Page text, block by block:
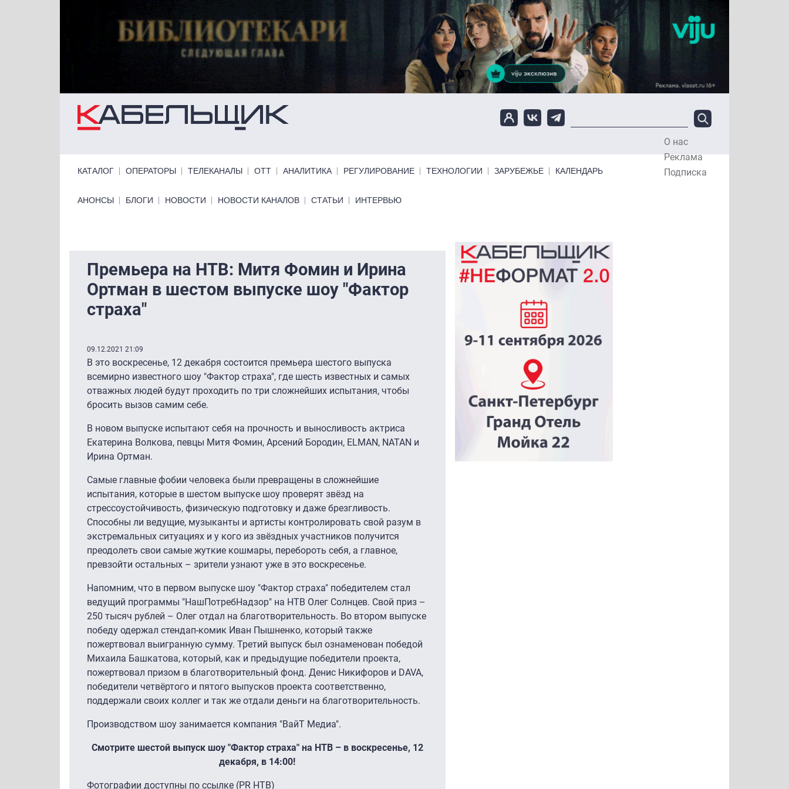
О нас
Реклама
Подписка
КАТАЛОГ ОПЕРАТОРЫ ТЕЛЕКАНАЛЫ ОТТ АНАЛИТИКА РЕГУЛИРОВАНИЕ ТЕХНОЛОГИИ ЗАРУБЕЖЬЕ КАЛЕНДАРЬ
Primary links bottom
АНОНСЫ БЛОГИ НОВОСТИ НОВОСТИ КАНАЛОВ СТАТЬИ ИНТЕРВЬЮ
Премьера на НТВ: Митя Фомин и Ирина
Ортман в шестом выпуске шоу "Фактор
страха"
09.12.2021 21:09
В это воскресенье, 12 декабря состоится премьера шестого выпуска
всемирно известного шоу "Фактор страха", где шесть известных и самых
отважных людей будут проходить по три сложнейших испытания, чтобы
бросить вызов самим себе.
В новом выпуске испытают себя на прочность и выносливость актриса
Екатерина Волкова, певцы Митя Фомин, Арсений Бородин, ELMAN, NATAN и
Ирина Ортман.
Самые главные фобии человека были превращены в сложнейшие
испытания, которые в шестом выпуске шоу проверят звёзд на
стрессоустойчивость, физическую подготовку и даже брезгливость.
Способны ли ведущие, музыканты и артисты контролировать свой разум в
экстремальных ситуациях и у кого из звёздных участников получится
преодолеть свои самые жуткие кошмары, перебороть себя, а главное,
превзойти остальных – зрители узнают уже в это воскресенье.
Напомним, что в первом выпуске шоу "Фактор страха" победителем стал
ведущий программы "НашПотребНадзор" на НТВ Олег Солнцев. Свой приз –
250 тысяч рублей – Олег отдал на благотворительность. Во втором выпуске
победу одержал стендап-комик Иван Пышненко, который также
пожертвовал выигранную сумму. Третий выпуск был ознаменован победой
Михаила Башкатова, который, как и предыдущие победители проекта,
пожертвовал призом в благотворительный фонд. Денис Никифоров и DAVA,
победители четвёртого и пятого выпусков проекта соответственно,
поддержали своих коллег и так же отдали деньги на благотворительность.
Производством шоу занимается компания "ВайТ Медиа".
Смотрите шестой выпуск шоу "Фактор страха" на НТВ – в воскресенье, 12
декабря, в 14:00!
Фотографии доступны по ссылке (PR НТВ)